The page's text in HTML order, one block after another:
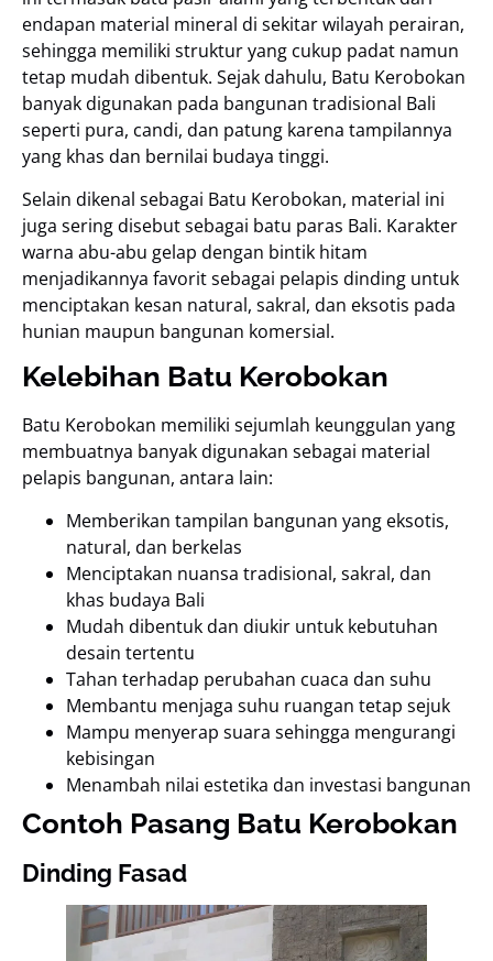
endapan material mineral di sekitar wilayah perairan,
sehingga memiliki struktur yang cukup padat namun
tetap mudah dibentuk. Sejak dahulu, Batu Kerobokan
banyak digunakan pada bangunan tradisional Bali
seperti pura, candi, dan patung karena tampilannya
yang khas dan bernilai budaya tinggi.
Selain dikenal sebagai Batu Kerobokan, material ini
juga sering disebut sebagai batu paras Bali. Karakter
warna abu-abu gelap dengan bintik hitam
menjadikannya favorit sebagai pelapis dinding untuk
menciptakan kesan natural, sakral, dan eksotis pada
hunian maupun bangunan komersial.
Kelebihan Batu Kerobokan
Batu Kerobokan memiliki sejumlah keunggulan yang
membuatnya banyak digunakan sebagai material
pelapis bangunan, antara lain:
Memberikan tampilan bangunan yang eksotis,
natural, dan berkelas
Menciptakan nuansa tradisional, sakral, dan
khas budaya Bali
Mudah dibentuk dan diukir untuk kebutuhan
desain tertentu
Tahan terhadap perubahan cuaca dan suhu
Membantu menjaga suhu ruangan tetap sejuk
Mampu menyerap suara sehingga mengurangi
kebisingan
Menambah nilai estetika dan investasi bangunan
Contoh Pasang Batu Kerobokan
Dinding Fasad